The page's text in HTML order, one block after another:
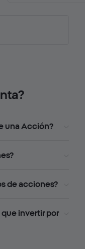
una Acción?
de acciones?
invertir por